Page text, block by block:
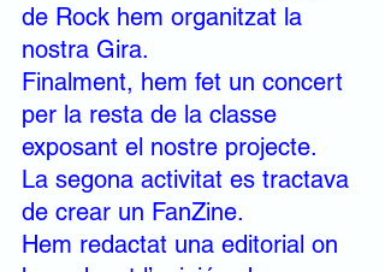
de Rock hem organitzat la
nostra Gira.
Finalment, hem fet un concert
per la resta de la classe
exposant el nostre projecte.
La segona activitat es tractava
de crear un FanZine.
Hem redactat una editorial on